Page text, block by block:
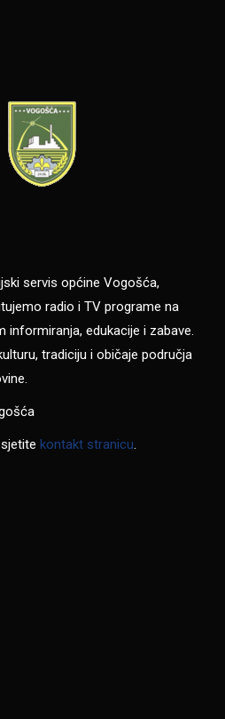
servis općine Vogošća,
radio i TV programe na
informiranja, edukacije i zabave.
tradiciju i običaje područja
kontakt stranicu.